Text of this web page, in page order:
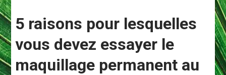
5 raisons pour lesquelles
vous devez essayer le
maquillage permanent au